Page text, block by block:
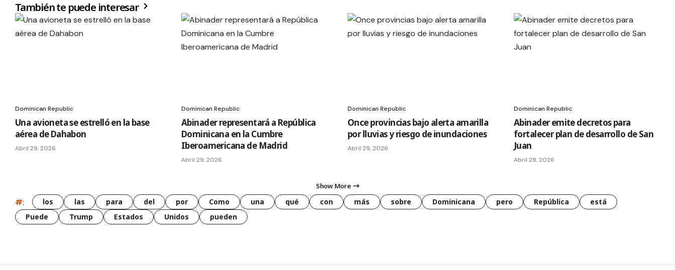
También te puede interesar
Dominican Republic
Una avioneta se estrelló en la base
aérea de Dahabon
Abril 29, 2026
Dominican Republic
Abinader representará a República
Dominicana en la Cumbre
Iberoamericana de Madrid
Abril 29, 2026
Dominican Republic
Once provincias bajo alerta amarilla
por lluvias y riesgo de inundaciones
Abril 29, 2026
Dominican Republic
Abinader emite decretos para
fortalecer plan de desarrollo de San
Juan
Abril 29, 2026
Show More
#: los las para del por Como una qué con más sobre Dominicana pero República
está
Puede
Trump Estados Unidos pueden